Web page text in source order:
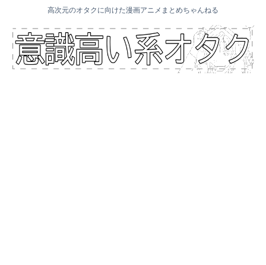
高次元のオタクに向けた漫画アニメまとめちゃんねる